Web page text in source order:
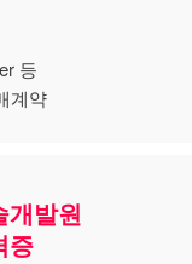
등
계약
개발원
증